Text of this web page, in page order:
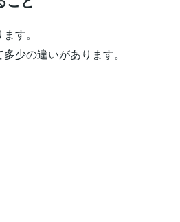
す。
少の違いがあります。